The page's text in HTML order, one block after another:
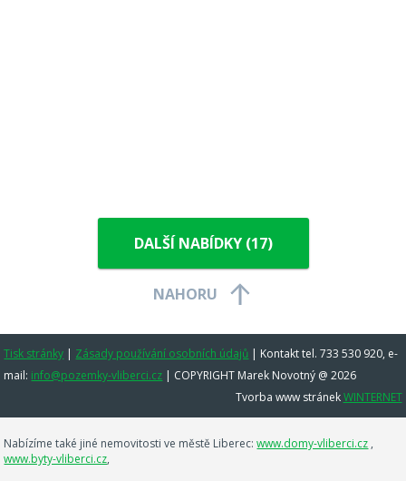
DALŠÍ NABÍDKY (17)
NAHORU
Tisk stránky | Zásady používání osobních údajů | Kontakt tel. 733 530 920, e-
mail: info@pozemky-vliberci.cz | COPYRIGHT Marek Novotný @ 2026
Tvorba www stránekWINTERNET
Nabízíme také jiné nemovitosti ve městě Liberec:www.domy-vliberci.cz ,
www.byty-vliberci.cz,